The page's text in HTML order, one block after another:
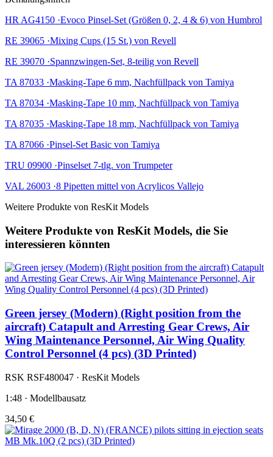
HR AG4150 ·Evoco Pinsel-Set (Größen 0, 2, 4 & 6) von Humbrol
RE 39065 ·Mixing Cups (15 St.) von Revell
RE 39070 ·Spannzwingen-Set, 8-teilig von Revell
TA 87033 ·Masking-Tape 6 mm, Nachfüllpack von Tamiya
TA 87034 ·Masking-Tape 10 mm, Nachfüllpack von Tamiya
TA 87035 ·Masking-Tape 18 mm, Nachfüllpack von Tamiya
TA 87066 ·Pinsel-Set Basic von Tamiya
TRU 09900 ·Pinselset 7-tlg. von Trumpeter
VAL 26003 ·8 Pipetten mittel von Acrylicos Vallejo
Weitere Produkte von ResKit Models
Weitere Produkte von ResKit Models, die Sie
interessieren könnten
Green jersey (Modern) (Right position from the
aircraft) Catapult and Arresting Gear Crews, Air
Wing Maintenance Personnel, Air Wing Quality
Control Personnel (4 pcs) (3D Printed)
RSK RSF480047 · ResKit Models
1:48 · Modellbausatz
34,50 €